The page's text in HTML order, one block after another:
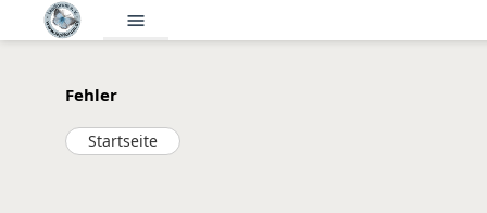
menu
Fehler
Startseite